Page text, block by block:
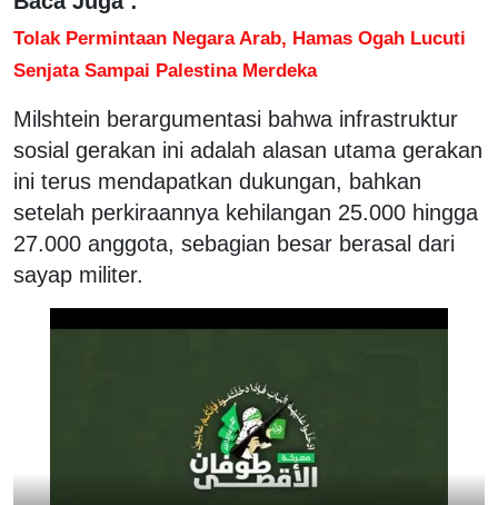
Tolak Permintaan Negara Arab, Hamas Ogah Lucuti
Senjata Sampai Palestina Merdeka
Milshtein berargumentasi bahwa infrastruktur
sosial gerakan ini adalah alasan utama gerakan
ini terus mendapatkan dukungan, bahkan
setelah perkiraannya kehilangan 25.000 hingga
27.000 anggota, sebagian besar berasal dari
sayap militer.